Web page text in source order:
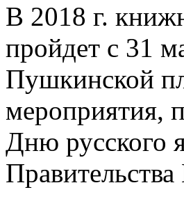
В 2018 г.
пройдет с 31
Пушкинской
мероприятия,
Дню русского